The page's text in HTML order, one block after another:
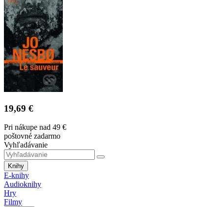
19,69 €
Pri nákupe nad 49 €
poštovné zadarmo
Vyhľadávanie
Knihy
E-knihy
Audioknihy
Hry
Filmy